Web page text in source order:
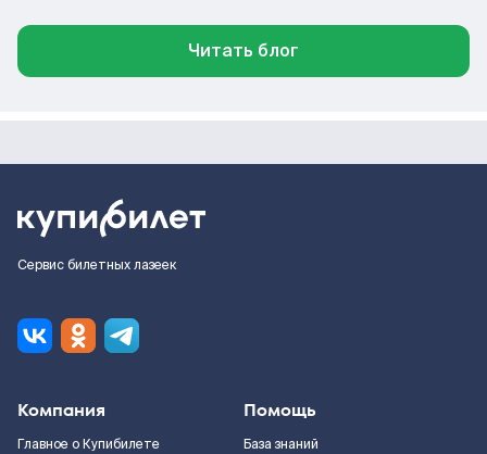
Читать блог
Сервис билетных лазеек
Компания
Главное о Купибилете
Помощь
База знаний